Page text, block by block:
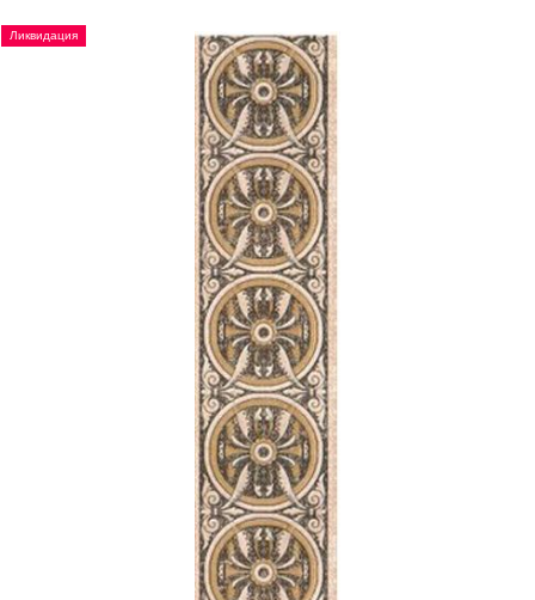
Ликвидация